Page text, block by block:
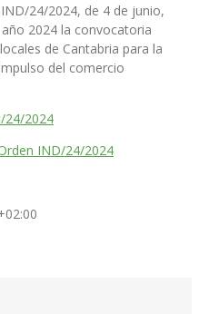
24/2024, de 4 de junio,
2024 la convocatoria
de Cantabria para la
del comercio
24/2024
IND/24/2024